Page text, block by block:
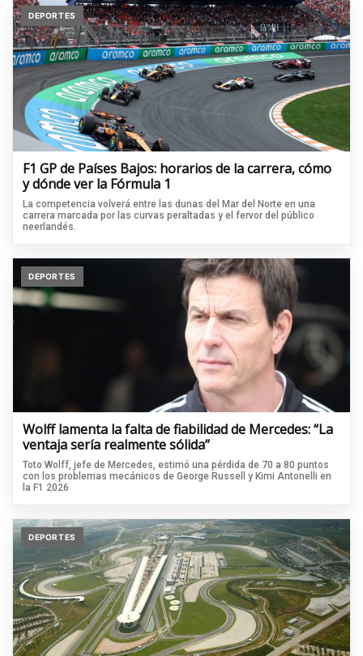
DEPORTES
F1 GP de Países Bajos: horarios de la carrera, cómo
y dónde ver la Fórmula 1
La competencia volverá entre las dunas del Mar del Norte en una
carrera marcada por las curvas peraltadas y el fervor del público
neerlandés.
DEPORTES
Wolff lamenta la falta de fiabilidad de Mercedes: “La
ventaja sería realmente sólida”
Toto Wolff, jefe de Mercedes, estimó una pérdida de 70 a 80 puntos
con los problemas mecánicos de George Russell y Kimi Antonelli en
la F1 2026
DEPORTES